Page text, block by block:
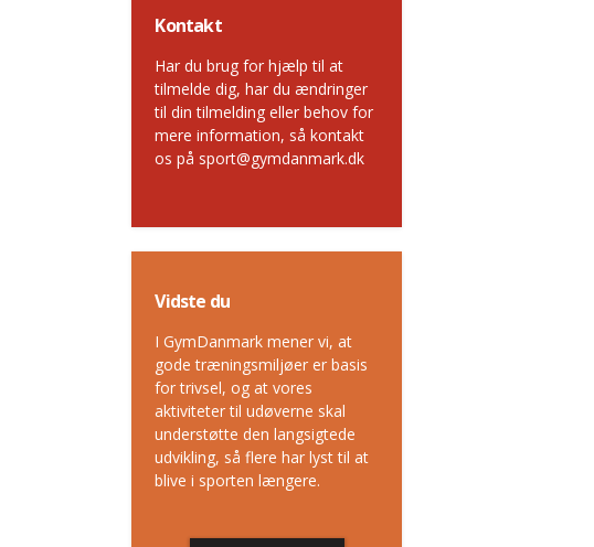
Kontakt
Har du brug for hjælp til at
tilmelde dig, har du ændringer
til din tilmelding eller behov for
mere information, så kontakt
os på sport@gymdanmark.dk
Vidste du
I GymDanmark mener vi, at
gode træningsmiljøer er basis
for trivsel, og at vores
aktiviteter til udøverne skal
understøtte den langsigtede
udvikling, så flere har lyst til at
blive i sporten længere.